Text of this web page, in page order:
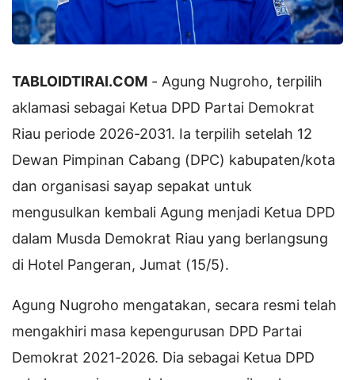
TABLOIDTIRAI.COM - Agung Nugroho, terpilih
aklamasi sebagai Ketua DPD Partai Demokrat
Riau periode 2026-2031. Ia terpilih setelah 12
Dewan Pimpinan Cabang (DPC) kabupaten/kota
dan organisasi sayap sepakat untuk
mengusulkan kembali Agung menjadi Ketua DPD
dalam Musda Demokrat Riau yang berlangsung
di Hotel Pangeran, Jumat (15/5).
Agung Nugroho mengatakan, secara resmi telah
mengakhiri masa kepengurusan DPD Partai
Demokrat 2021-2026. Dia sebagai Ketua DPD